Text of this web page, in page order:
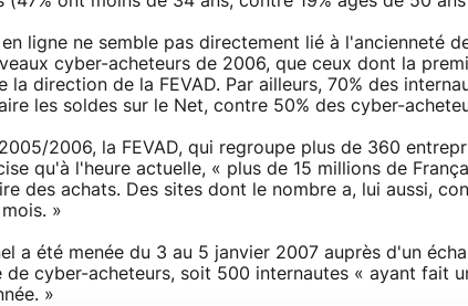
ligne ne semble pas directement lié à l'ancienneté
cyber-acheteurs de 2006, que ceux dont la
la direction de la FEVAD. Par ailleurs, 70% des
les soldes sur le Net, contre 50% des cyber-
2006, la FEVAD, qui regroupe plus de 360
qu'à l'heure actuelle, « plus de 15 millions de
des achats. Des sites dont le nombre a, lui aussi,
»
a été menée du 3 au 5 janvier 2007 auprès d'un
cyber-acheteurs, soit 500 internautes « ayant fait
»